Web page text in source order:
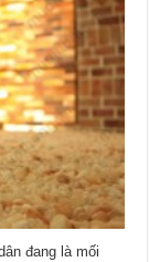
đang là mối